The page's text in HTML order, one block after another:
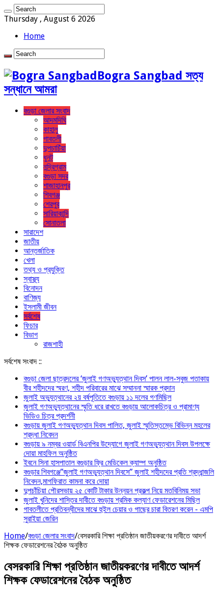
Thursday , August 6 2026
Home
Bogra Sangbad সত্য
সন্ধানে আমরা
বগুড়া জেলার সংবাদ
আদমদিঘি
কাহালু
গাবতলী
দুপচাচিঁয়া
ধুনট
নন্দ্রিগ্রাম
বগুড়া সদর
শাজাহানপুর
শিবগঞ্জ
শেরপুর
সারিয়াকান্দি
সোনাতলা
সারাদেশ
জাতীয়
আন্তর্জাতিক
খেলা
তথ্য ও প্রযুক্তি
স্বাস্থ্য
বিনোদন
বাণিজ্য
ইসলামী জীবন
সর্বশেষ
ফিচার
বিভাগ
রাজশাহী
সর্বশেষ সংবাদ ::
বগুড়া জেলা ছাত্রদলের ‘জুলাই গণঅভ্যুত্থান দিবস’ পালন লাল-সবুজ পতাকায়
বীর শহীদদের স্মরণ, শহীদ পরিবারের মাঝে সম্মাননা স্মারক প্রদান
জুলাই অভ্যুত্থানের ২য় বর্ষপূতিতে বগুড়ায় ১১ দলের গণমিছিল
জুলাই গণঅভ্যুত্থানের স্মৃতি ধরে রাখতে বগুড়ায় আলোকচিত্র ও প্রামাণ্য
ভিডিও চিত্র প্রদর্শনী
বগুড়ায় জুলাই গণঅভ্যুত্থান দিবস পালিত, জুলাই স্মৃতিস্তম্ভে বিভিন্ন মহলের
শ্রদ্ধা নিবেদন
বগুড়ায় ৯ নম্বর ওয়ার্ড বিএনপির উদ্যোগে জুলাই গণঅভ্যুত্থান দিবস উপলক্ষে
দোয়া মাহফিল অনুষ্ঠিত
ইবনে সিনা হাসপাতাল বগুড়ার ফ্রি মেডিকেল ক্যাম্প অনুষ্ঠিত
বগুড়ার শিবগঞ্জে”জুলাই গণঅভ্যুত্থান দিবসে” জুলাই শহীদদের প্রতি শ্রদ্ধান্জলি
নিবেদন,মাগফিরাত কামনা করে দোয়া
দুপচাঁচিয়া পৌরসভায় ২৫ কোটি টাকার উন্নয়ন প্রকল্প নিয়ে মতবিনিময় সভা
জুলাই খুনিদের শাস্তির দাবীতে বগুড়ায় শ্রমিক কল্যাণ ফেডারেশনের মিছিল
‎গাবতলীতে প্রতিবন্ধীদের মাঝে হুইল ‎চেয়ার ও গাছের চারা বিতরণ করেন ‎- এমপি
সুরাইয়া জেরিন
Home/বগুড়া জেলার সংবাদ/বেসরকারি শিক্ষা প্রতিষ্ঠান জাতীয়করণের দাবীতে আদর্শ
শিক্ষক ফেডারেশনের বৈঠক অনুষ্ঠিত
বেসরকারি শিক্ষা প্রতিষ্ঠান জাতীয়করণের দাবীতে আদর্শ
শিক্ষক ফেডারেশনের বৈঠক অনুষ্ঠিত